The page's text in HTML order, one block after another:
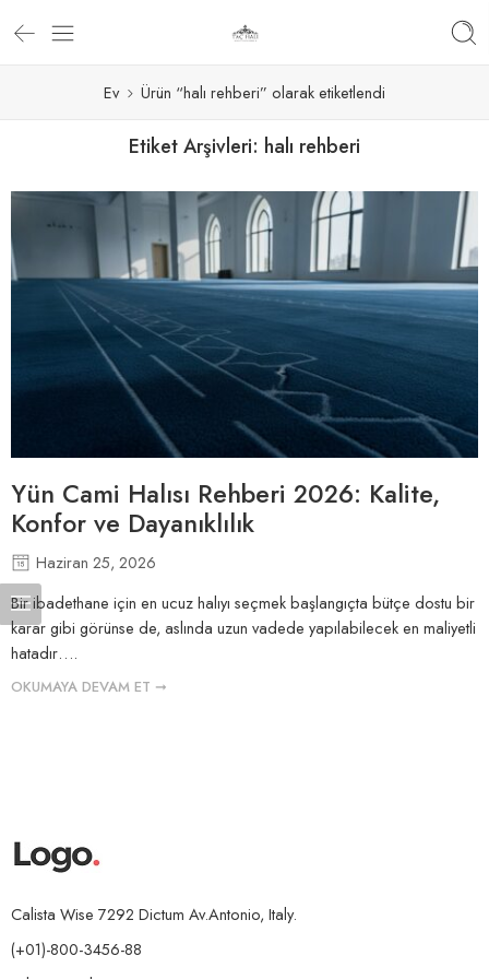
Ev Ürün “halı rehberi” olarak etiketlendi
Etiket Arşivleri: halı rehberi
Yün Cami Halısı Rehberi 2026: Kalite,
Konfor ve Dayanıklılık
Haziran 25, 2026
Bir ibadethane için en ucuz halıyı seçmek başlangıçta bütçe dostu bir
karar gibi görünse de, aslında uzun vadede yapılabilecek en maliyetli
hatadır….
OKUMAYA DEVAM ET ➞
Calista Wise 7292 Dictum Av.Antonio, Italy.
(+01)-800-3456-88